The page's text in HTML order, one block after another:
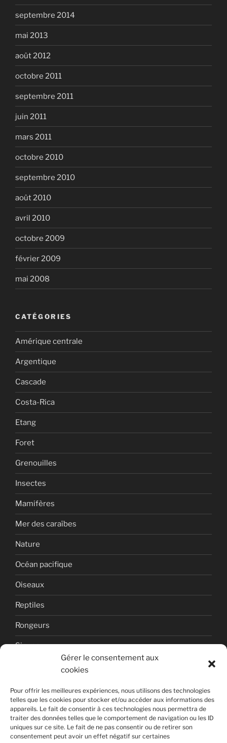
Gérer le consentement aux
cookies
Pour offrir les meilleures expériences, nous utilisons des technologies
telles que les cookies pour stocker et/ou accéder aux informations des
appareils. Le fait de consentir à ces technologies nous permettra de
traiter des données telles que le comportement de navigation ou les ID
uniques sur ce site. Le fait de ne pas consentir ou de retirer son
consentement peut avoir un effet négatif sur certaines
septembre 2014
mai 2013
août 2012
octobre 2011
septembre 2011
juin 2011
mars 2011
octobre 2010
septembre 2010
août 2010
avril 2010
octobre 2009
février 2009
mai 2008
CATÉGORIES
Amérique centrale
Argentique
Cascade
Costa-Rica
Etang
Foret
Grenouilles
Insectes
Mamifères
Mer des caraïbes
Nature
Océan pacifique
Oiseaux
Reptiles
Rongeurs
Singes
Volcan